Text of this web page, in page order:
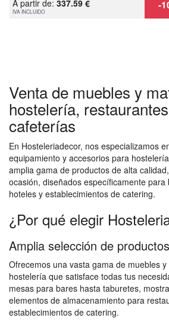
A partir de: 337.59 €
IVA INCLUIDO -
Venta de muebles y
hostelería,
cafeterías
En Hosteleriadecor, nos especializamos
equipamiento y accesorios para
amplia gama de productos de alta
ocasión, diseñados específicamente para
hoteles y establecimientos de catering.
¿Por qué elegir
Amplia selección de productos
Ofrecemos una vasta gama de muebles
hostelería que satisface todas tus
mesas para bares hasta taburetes,
elementos de almacenamiento para
establecimientos de catering.